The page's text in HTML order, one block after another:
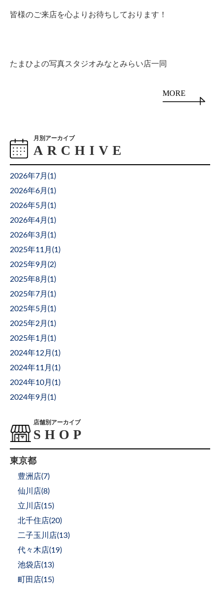
皆様のご来店を心よりお待ちしております！
たまひよの写真スタジオみなとみらい店一同
MORE
月別アーカイブ
2026年7月(1 )
2026年6月(1 )
2026年5月(1 )
2026年4月(1 )
2026年3月(1 )
2025年11月(1 )
2025年9月(2)
2025年8月(1 )
2025年7月(1 )
2025年5月(1 )
2025年2月(1 )
2025年1月(1 )
2024年12月(1 )
2024年11月(1 )
2024年10月(1 )
2024年9月(1 )
店舗別アーカイブ
東京都
豊洲店(7)
仙川店(8)
立川店(15)
北千住店(20)
二子玉川店(13)
代々木店(19)
池袋店(13)
町田店(15)